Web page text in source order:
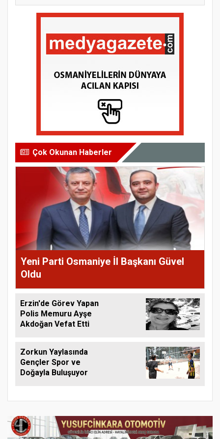
Çok Okunan Haberler
Yeni Parti Osmaniye İl Başkanı Güvel
Oldu
Erzin'de Görev Yapan
Polis Memuru Ayşe
Akdoğan Vefat Etti
Zorkun Yaylasında
Gençler Spor ve
Doğayla Buluşuyor